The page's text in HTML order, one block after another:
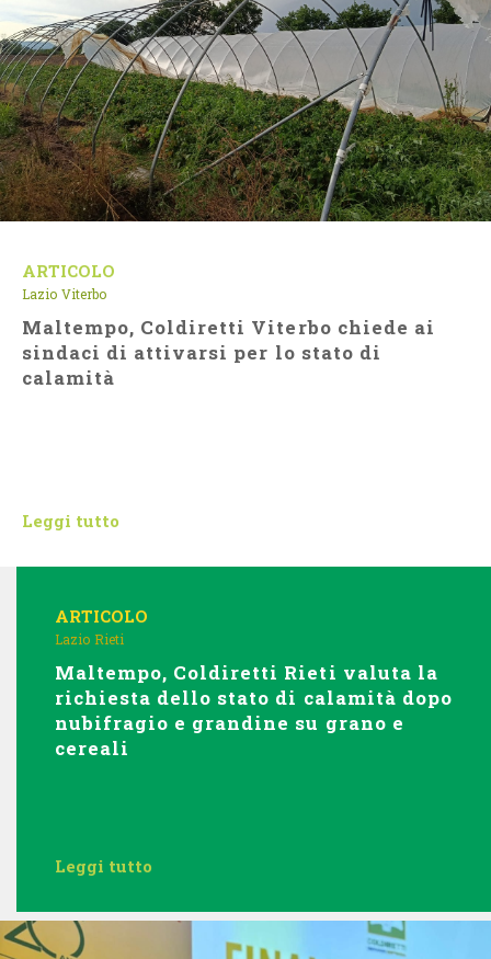
ARTICOLO
Lazio Viterbo
Maltempo, Coldiretti Viterbo chiede ai
sindaci di attivarsi per lo stato di
calamità
Leggi tutto
ARTICOLO
Lazio Rieti
Maltempo, Coldiretti Rieti valuta la
richiesta dello stato di calamità dopo
nubifragio e grandine su grano e
cereali
Leggi tutto